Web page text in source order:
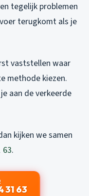
tegelijk problemen
terugkomt als je
vaststellen waar
methode kiezen.
aan de verkeerde
kijken we samen
63.
31 63